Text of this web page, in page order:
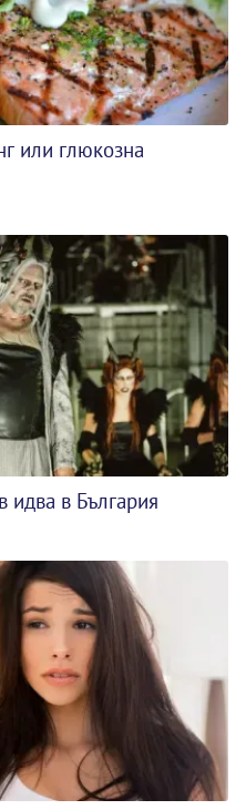
или глюкозна
идва в България